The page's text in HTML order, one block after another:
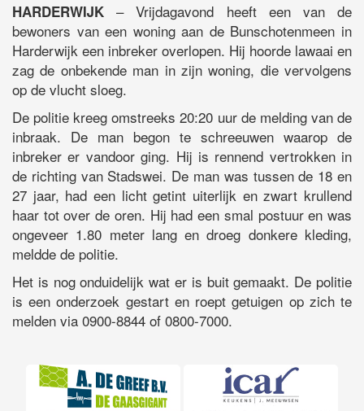
HARDERWIJK – Vrijdagavond heeft een van de
bewoners van een woning aan de Bunschotenmeen in
Harderwijk een inbreker overlopen. Hij hoorde lawaai en
zag de onbekende man in zijn woning, die vervolgens
op de vlucht sloeg.
De politie kreeg omstreeks 20:20 uur de melding van de
inbraak. De man begon te schreeuwen waarop de
inbreker er vandoor ging. Hij is rennend vertrokken in
de richting van Stadswei. De man was tussen de 18 en
27 jaar, had een licht getint uiterlijk en zwart krullend
haar tot over de oren. Hij had een smal postuur en was
ongeveer 1.80 meter lang en droeg donkere kleding,
meldde de politie.
Het is nog onduidelijk wat er is buit gemaakt. De politie
is een onderzoek gestart en roept getuigen op zich te
melden via 0900-8844 of 0800-7000.